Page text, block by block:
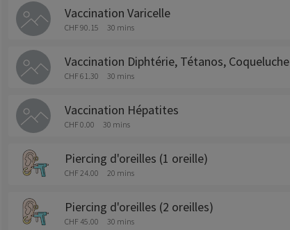
Vaccination Varicelle
CHF 90.15 30 mins
Vaccination Diphtérie, Tétanos, Coqueluche
CHF 61.30 30 mins
Vaccination Hépatites
CHF 0.00 30 mins
Piercing d'oreilles (1 oreille)
CHF 24.00 20 mins
Piercing d'oreilles (2 oreilles)
CHF 45.00 30 mins